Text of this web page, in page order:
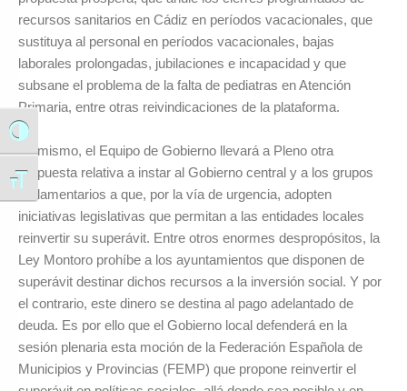
Alternar alto contraste
Alternar tamaño de letra
recursos sanitarios en Cádiz en períodos vacacionales, que
sustituya al personal en períodos vacacionales, bajas
laborales prolongadas, jubilaciones e incapacidad y que
subsane el problema de la falta de pediatras en Atención
Primaria, entre otras reivindicaciones de la plataforma.
Asimismo, el Equipo de Gobierno llevará a Pleno otra
propuesta relativa a instar al Gobierno central y a los grupos
parlamentarios a que, por la vía de urgencia, adopten
iniciativas legislativas que permitan a las entidades locales
reinvertir su superávit. Entre otros enormes despropósitos, la
Ley Montoro prohíbe a los ayuntamientos que disponen de
superávit destinar dichos recursos a la inversión social. Y por
el contrario, este dinero se destina al pago adelantado de
deuda. Es por ello que el Gobierno local defenderá en la
sesión plenaria esta moción de la Federación Española de
Municipios y Provincias (FEMP) que propone reinvertir el